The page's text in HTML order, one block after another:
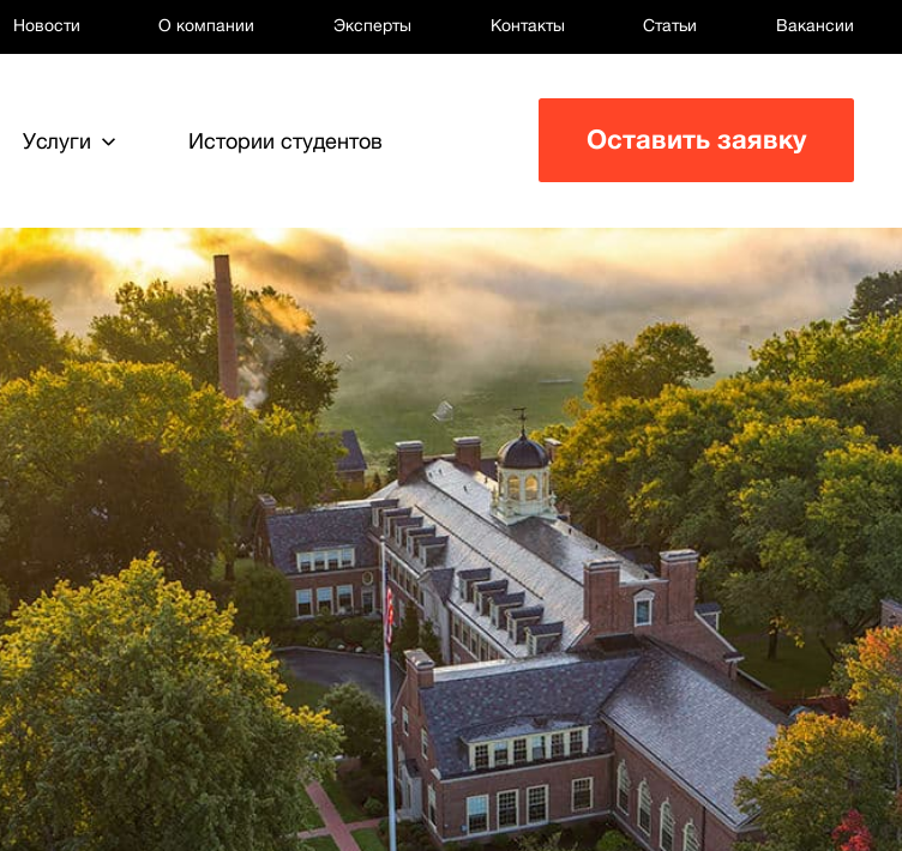
Новости О компании Эксперты Контакты Статьи Вакансии
Услуги Истории студентов Оставить заявку